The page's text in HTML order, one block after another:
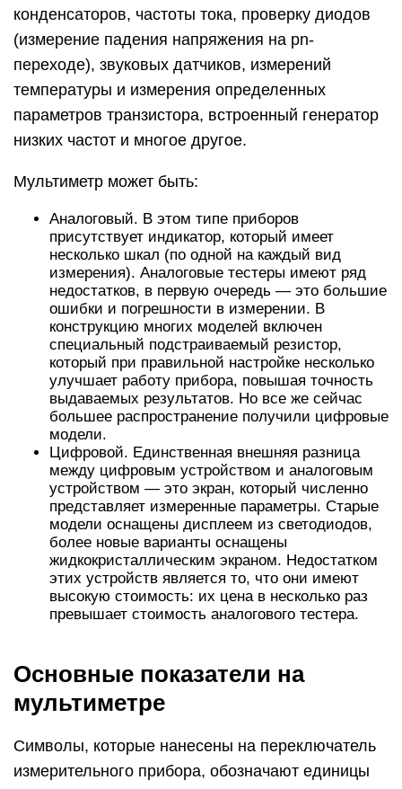
конденсаторов, частоты тока, проверку диодов
(измерение падения напряжения на pn-
переходе), звуковых датчиков, измерений
температуры и измерения определенных
параметров транзистора, встроенный генератор
низких частот и многое другое.
Мультиметр может быть:
Аналоговый. В этом типе приборов
присутствует индикатор, который имеет
несколько шкал (по одной на каждый вид
измерения). Аналоговые тестеры имеют ряд
недостатков, в первую очередь — это большие
ошибки и погрешности в измерении. В
конструкцию многих моделей включен
специальный подстраиваемый резистор,
который при правильной настройке несколько
улучшает работу прибора, повышая точность
выдаваемых результатов. Но все же сейчас
большее распространение получили цифровые
модели.
Цифровой. Единственная внешняя разница
между цифровым устройством и аналоговым
устройством — это экран, который численно
представляет измеренные параметры. Старые
модели оснащены дисплеем из светодиодов,
более новые варианты оснащены
жидкокристаллическим экраном. Недостатком
этих устройств является то, что они имеют
высокую стоимость: их цена в несколько раз
превышает стоимость аналогового тестера.
Основные показатели на
мультиметре
Символы, которые нанесены на переключатель
измерительного прибора, обозначают единицы